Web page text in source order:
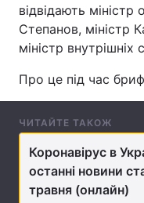
Головна
Україна
Економіка
Техно і зв'язок
відвідають
Степанов, міністр
міністр
Про це під час
ЧИТАЙТЕ ТАКОЖ
Коронавірус в
останні новини
травня (онлайн)